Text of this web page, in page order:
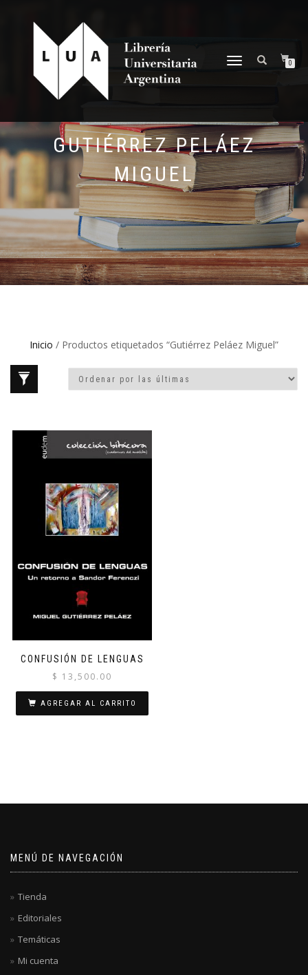
NAVEGACIÓN
0
GUTIÉRREZ PELÁEZ
MIGUEL
Inicio / Productos etiquetados “Gutiérrez Peláez Miguel”
CONFUSIÓN DE LENGUAS
$ 13,500.00
AGREGAR AL CARRITO
MENÚ DE NAVEGACIÓN
Tienda
Editoriales
Temáticas
Mi cuenta